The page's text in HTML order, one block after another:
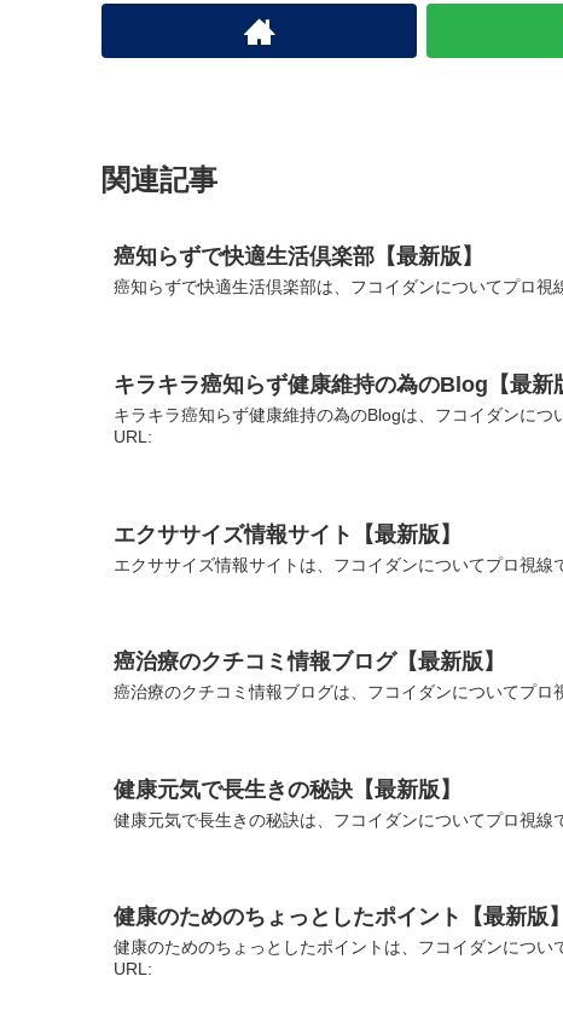
関連記事
癌知らずで快適生活倶楽部【最新版】
癌知らずで快適生活倶楽部は、フコイダンについてプロ
キラキラ癌知らず健康維持の為のBlog【最新
キラキラ癌知らず健康維持の為のBlogは、フコイダンに
URL:
エクササイズ情報サイト【最新版】
エクササイズ情報サイトは、フコイダンについてプロ視
癌治療のクチコミ情報ブログ【最新版】
癌治療のクチコミ情報ブログは、フコイダンについてプ
健康元気で長生きの秘訣【最新版】
健康元気で長生きの秘訣は、フコイダンについてプロ視
健康のためのちょっとしたポイント【最新版】
健康のためのちょっとしたポイントは、フコイダンにつ
URL: